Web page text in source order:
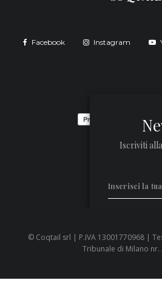
Facebook Instagram
Iscriviti
© Coqtail srl | P.IVA 13001770968 |
Tribunale di Milano nr.